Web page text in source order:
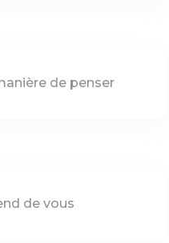
de penser
de vous